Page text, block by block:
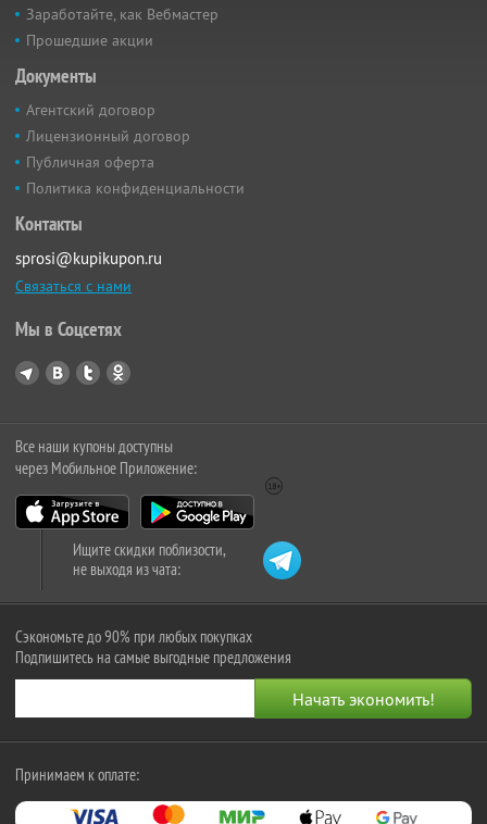
Заработайте, как Вебмастер
Прошедшие акции
Документы
Агентский договор
Лицензионный договор
Публичная оферта
Политика конфиденциальности
Контакты
sprosi@kupikupon.ru
Связаться с нами
Мы в Соцсетях
Все наши купоны доступны
через Мобильное Приложение:
Ищите скидки поблизости,
не выходя из чата:
Сэкономьте до 90% при любых покупках
Подпишитесь на самые выгодные предложения
Принимаем к оплате: